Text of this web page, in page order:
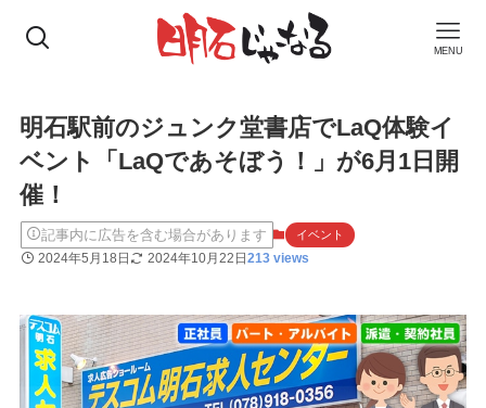
MENU
明石駅前のジュンク堂書店でLaQ体験イ
ベント「LaQであそぼう！」が6月1日開
催！
記事内に広告を含む場合があります イベント
2024年5月18日 2024年10月22日213 views